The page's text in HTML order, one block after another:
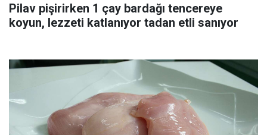
Pilav pişirirken 1 çay bardağı tencereye
koyun, lezzeti katlanıyor tadan etli sanıyor